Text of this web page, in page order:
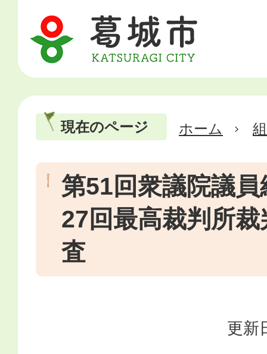
現在のページ ホーム
第51回衆議院議
27回最高裁判所
査
更新